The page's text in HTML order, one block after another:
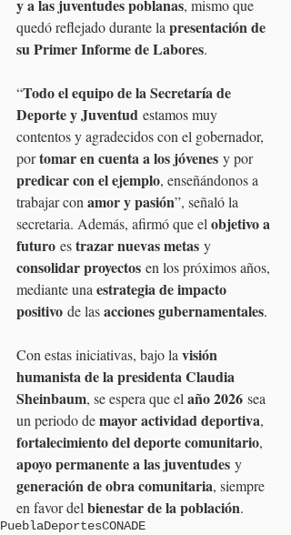
y a las juventudes poblanas, mismo que
quedó reflejado durante la presentación de
su Primer Informe de Labores.
“Todo el equipo de la Secretaría de
Deporte y Juventud estamos muy
contentos y agradecidos con el gobernador,
por tomar en cuenta a los jóvenes y por
predicar con el ejemplo, enseñándonos a
trabajar con amor y pasión”, señaló la
secretaria. Además, afirmó que el objetivo a
futuro es trazar nuevas metas y
consolidar proyectos en los próximos años,
mediante una estrategia de impacto
positivo de las acciones gubernamentales.
Con estas iniciativas, bajo la visión
humanista de la presidenta Claudia
Sheinbaum, se espera que el año 2026 sea
un periodo de mayor actividad deportiva,
fortalecimiento del deporte comunitario,
apoyo permanente a las juventudes y
generación de obra comunitaria, siempre
en favor del bienestar de la población.
PueblaDeportesCONADE